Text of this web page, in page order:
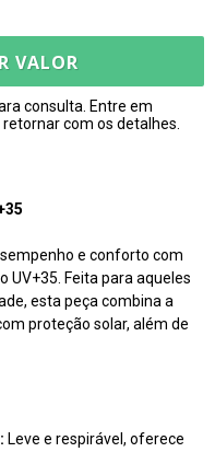
VALOR
consulta. Entre em
com os detalhes.
e conforto com
UV+35. Feita para aqueles
esta peça combina a
proteção solar, além de
Leve e respirável, oferece